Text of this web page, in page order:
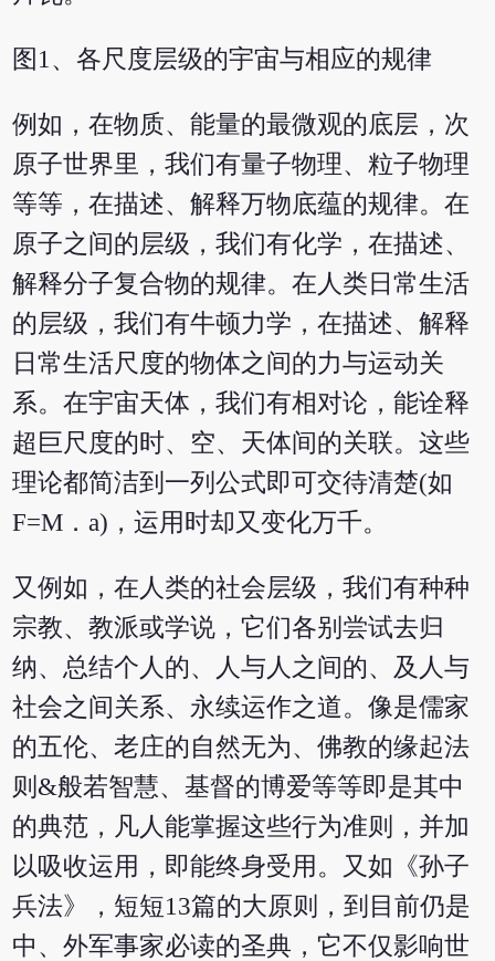
图1、各尺度层级的宇宙与相应的规律
例如，在物质、能量的最微观的底层，次
原子世界里，我们有量子物理、粒子物理
等等，在描述、解释万物底蕴的规律。在
原子之间的层级，我们有化学，在描述、
解释分子复合物的规律。在人类日常生活
的层级，我们有牛顿力学，在描述、解释
日常生活尺度的物体之间的力与运动关
系。在宇宙天体，我们有相对论，能诠释
超巨尺度的时、空、天体间的关联。这些
理论都简洁到一列公式即可交待清楚(如
F=M．a)，运用时却又变化万千。
又例如，在人类的社会层级，我们有种种
宗教、教派或学说，它们各别尝试去归
纳、总结个人的、人与人之间的、及人与
社会之间关系、永续运作之道。像是儒家
的五伦、老庄的自然无为、佛教的缘起法
则&般若智慧、基督的博爱等等即是其中
的典范，凡人能掌握这些行为准则，并加
以吸收运用，即能终身受用。又如《孙子
兵法》，短短13篇的大原则，到目前仍是
中、外军事家必读的圣典，它不仅影响世